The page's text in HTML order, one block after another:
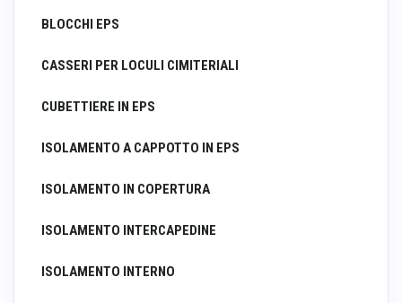
BLOCCHI EPS
CASSERI PER LOCULI CIMITERIALI
CUBETTIERE IN EPS
ISOLAMENTO A CAPPOTTO IN EPS
ISOLAMENTO IN COPERTURA
ISOLAMENTO INTERCAPEDINE
ISOLAMENTO INTERNO